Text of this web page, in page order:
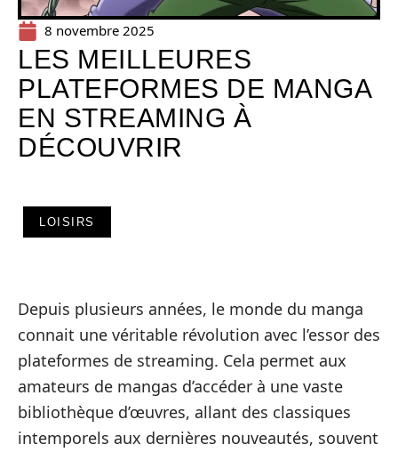
8 novembre 2025
LES MEILLEURES
PLATEFORMES DE MANGA
EN STREAMING À
DÉCOUVRIR
LOISIRS
Depuis plusieurs années, le monde du manga
connait une véritable révolution avec l’essor des
plateformes de streaming. Cela permet aux
amateurs de mangas d’accéder à une vaste
bibliothèque d’œuvres, allant des classiques
intemporels aux dernières nouveautés, souvent